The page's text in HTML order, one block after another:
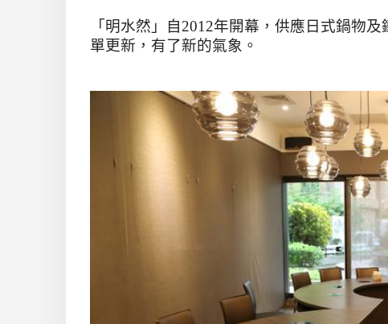
「明水然」自2012年開幕，供應日式鍋物
單更新，有了新的氣象。